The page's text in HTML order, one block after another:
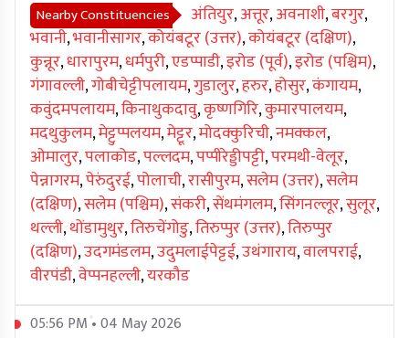
Nearby Constituencies अंतियुर,अत्तूर,अवनाशी,बरगुर,
भवानी,भवानीसागर,कोयंबटूर (उत्तर),कोयंबटूर (दक्षिण),
कुन्नूर,धारापुरम,धर्मपुरी,एडप्पाडी,इरोड (पूर्व),इरोड (पश्चिम),
गंगावल्ली,गोबीचेट्टीपलायम,गुडालुर,हरुर,होसुर,कंगायम,
कवुंदमपलायम,किनाथुकदावु,कृष्णगिरि,कुमारपालयम,
मदथुकुलम,मेट्टुप्पलयम,मेट्टूर,मोदक्कुरिची,नमक्कल,
ओमालुर,पलाकोड,पल्लदम,पप्पीरेड्डीपट्टी,परमथी-वेलूर,
पेन्नागरम,पेरुंदुरई,पोलाची,रासीपुरम,सलेम (उत्तर),सलेम
(दक्षिण),सलेम (पश्चिम),संकरी,सेंथमंगलम,सिंगनल्लूर,सुलूर,
थल्ली,थोंडामुथुर,तिरुचेंगोडु,तिरुप्पुर (उत्तर),तिरुप्पुर
(दक्षिण),उदगमंडलम,उदुमलाईपेट्टई,उथंगाराय,वालपराई,
वीरपंडी,वेप्पनहल्ली,यरकौड
05:56 PM • 04 May 2026